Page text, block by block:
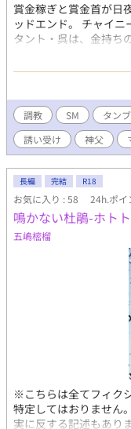
賞金稼ぎと賞金首が日
ッドエンド。 チャイ
タント・呉は、金持ち
過ごすも、現在はマフ
る高みを目指していた
所帯を持ってもまる
じる傍ら、ずるずる
ニーズマフィア幹部×
レカップルのBL。 暴
（俺様×淫乱/裏社会/マ
妻子持ち/バイオレン
ド」外伝、呉×神父の
でも読めます。 後日劉
ん。その際はSNSや
追加しました。 イラス
様
調教 SM タン
誘い受け
神父
長編 完結 R18
お気に入り : 58 24h.ポイ
鳴かない杜鵑-ホト
五嶋樒榴
※こちらは全てフィク
特定してはおりません
実に反する記述もあり